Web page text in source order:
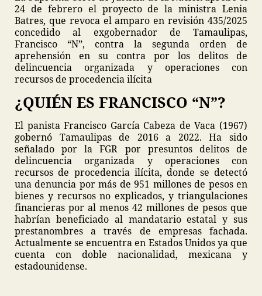
24 de febrero el proyecto de la ministra Lenia
Batres, que revoca el amparo en revisión 435/2025
concedido al exgobernador de Tamaulipas,
Francisco “N”, contra la segunda orden de
aprehensión en su contra por los delitos de
delincuencia organizada y operaciones con
recursos de procedencia ilícita
¿QUIÉN ES FRANCISCO “N”?
El panista Francisco García Cabeza de Vaca (1967)
gobernó Tamaulipas de 2016 a 2022. Ha sido
señalado por la FGR por presuntos delitos de
delincuencia organizada y operaciones con
recursos de procedencia ilícita, donde se detectó
una denuncia por más de 951 millones de pesos en
bienes y recursos no explicados, y triangulaciones
financieras por al menos 42 millones de pesos que
habrían beneficiado al mandatario estatal y sus
prestanombres a través de empresas fachada.
Actualmente se encuentra en Estados Unidos ya que
cuenta con doble nacionalidad, mexicana y
estadounidense.